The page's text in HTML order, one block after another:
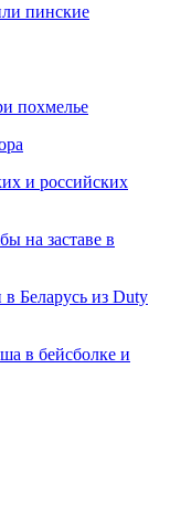
пинские
похмелье
и российских
на заставе в
в Беларусь из Duty
в бейсболке и